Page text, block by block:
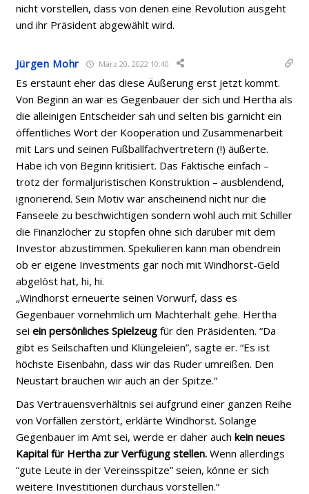
nicht vorstellen, dass von denen eine Revolution ausgeht
und ihr Präsident abgewählt wird.
Jürgen Mohr März 20, 2022 10:40
Es erstaunt eher das diese Äußerung erst jetzt kommt.
Von Beginn an war es Gegenbauer der sich und Hertha als
die alleinigen Entscheider sah und selten bis garnicht ein
öffentliches Wort der Kooperation und Zusammenarbeit
mit Lars und seinen Fußballfachvertretern (!) äußerte.
Habe ich von Beginn kritisiert. Das Faktische einfach –
trotz der formaljuristischen Konstruktion – ausblendend,
ignorierend. Sein Motiv war anscheinend nicht nur die
Fanseele zu beschwichtigen sondern wohl auch mit Schiller
die Finanzlöcher zu stopfen ohne sich darüber mit dem
Investor abzustimmen. Spekulieren kann man obendrein
ob er eigene Investments gar noch mit Windhorst-Geld
abgelöst hat, hi, hi.
„Windhorst erneuerte seinen Vorwurf, dass es
Gegenbauer vornehmlich um Machterhalt gehe. Hertha
seiein persönliches Spielzeug für den Präsidenten. “Da
gibt es Seilschaften und Klüngeleien”, sagte er. “Es ist
höchste Eisenbahn, dass wir das Ruder umreißen. Den
Neustart brauchen wir auch an der Spitze.”
Das Vertrauensverhältnis sei aufgrund einer ganzen Reihe
von Vorfällen zerstört, erklärte Windhorst. Solange
Gegenbauer im Amt sei, werde er daher auchkein neues
Kapital für Hertha zur Verfügung stellen. Wenn allerdings
“gute Leute in der Vereinsspitze” seien, könne er sich
weitere Investitionen durchaus vorstellen.“